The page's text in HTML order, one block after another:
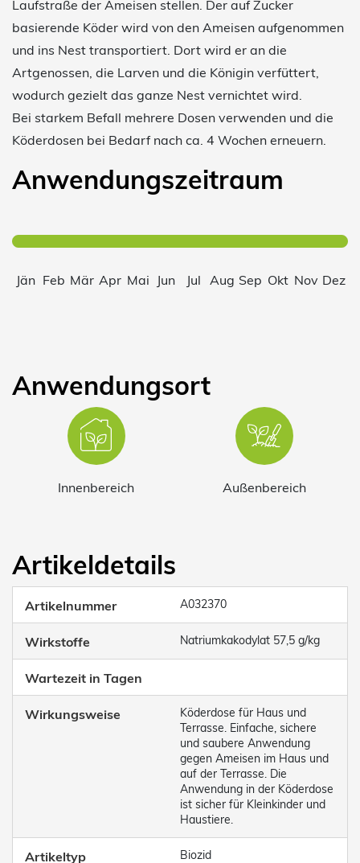
Laufstraße der Ameisen stellen. Der auf Zucker
basierende Köder wird von den Ameisen aufgenommen
und ins Nest transportiert. Dort wird er an die
Artgenossen, die Larven und die Königin verfüttert,
wodurch gezielt das ganze Nest vernichtet wird.
Bei starkem Befall mehrere Dosen verwenden und die
Köderdosen bei Bedarf nach ca. 4 Wochen erneuern.
Anwendungszeitraum
Jän Feb Mär Apr Mai Jun Jul Aug Sep Okt Nov Dez
Anwendungsort
Innen­bereich Außenbereich
Artikeldetails
Artikelnummer A032370
Wirkstoffe Natriumkakodylat 57,5 g/kg
Wartezeit in Tagen
Wirkungsweise
Köderdose für Haus und
Terrasse. Einfache, sichere
und saubere Anwendung
gegen Ameisen im Haus und
auf der Terrasse. Die
Anwendung in der Köderdose
ist sicher für Kleinkinder und
Haustiere.
Artikeltyp Biozid